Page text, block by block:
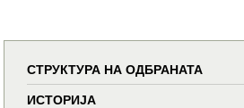
СТРУКТУРА НА ОДБРАНАТА
ИСТОРИЈА